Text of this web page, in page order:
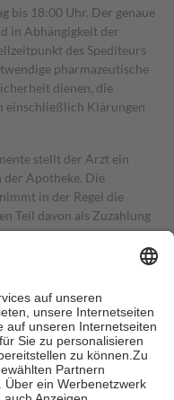
bis 18:00 Uhr. Der genaue
in Abhängigkeit der
des Spediteurs
pharmazeutische
dienen, die
einschließlich Klärungen
stellt der Arzt ein
der Apotheke. Die
in der Regel die
Teil davon als Zuzahlung
in Höhe von zehn
mehr als die tatsächlichen
für Online-Apotheken.
beträgt die
zehn Euro je